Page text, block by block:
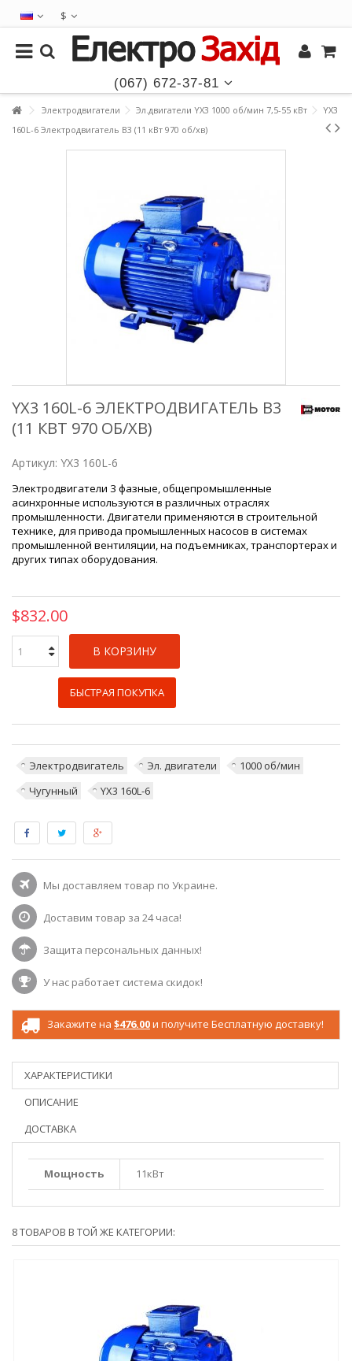
$
(067) 672-37-81
Электродвигатели Эл.двигатели YX3 1000 об/мин 7,5-55 кВт
YX3
160L-6 Электродвигатель B3 (11 кВт 970 об/хв)
YX3 160L-6 ЭЛЕКТРОДВИГАТЕЛЬ B3
(11 КВТ 970 ОБ/ХВ)
Артикул: YX3 160L-6
Электродвигатели 3 фазные, общепромышленные
асинхронные используются в различных отраслях
промышленности. Двигатели применяются в строительной
технике, для привода промышленных насосов в системах
промышленной вентиляции, на подъемниках, транспортерах и
других типах оборудования.
$832.00
В КОРЗИНУ
БЫСТРАЯ ПОКУПКА
Электродвигатель Эл. двигатели
1000 об/мин
Чугунный
YX3 160L-6
Мы доставляем товар по Украине.
Доставим товар за 24 часа!
Защита персональных данных!
У нас работает система скидок!
Закажите на $476.00и получите Бесплатную доставку!
ХАРАКТЕРИСТИКИ
ОПИСАНИЕ
ДОСТАВКА
Мощность 11кВт
8 ТОВАРОВ В ТОЙ ЖЕ КАТЕГОРИИ: